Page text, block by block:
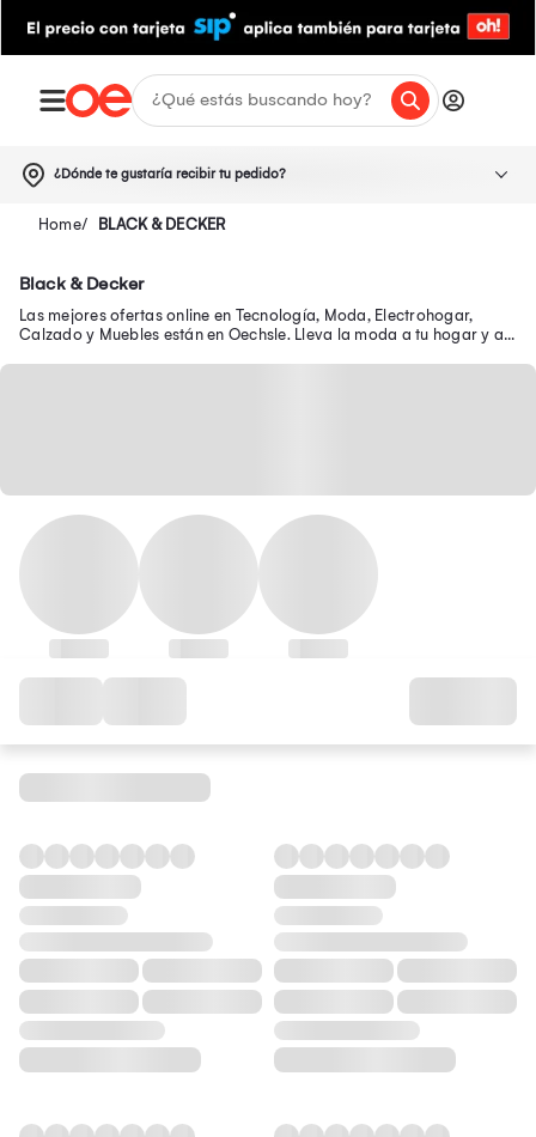
¿Dónde te gustaría recibir tu pedido?
BLACK & DECKER
Black & Decker
Las mejores ofertas online en Tecnología, Moda, Electrohogar,
Calzado y Muebles están en Oechsle. Lleva la moda a tu hogar y a